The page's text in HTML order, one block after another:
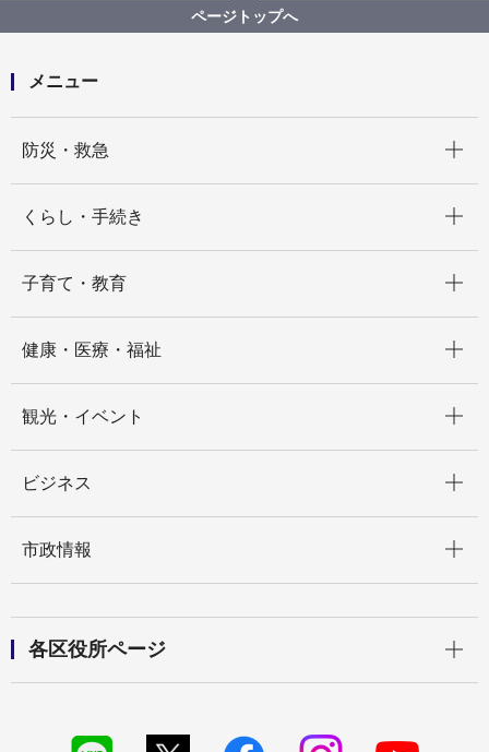
デジタルヘルスケア製品開発支援の専門家コミッティ
始動～様々な業種の専門家集団が多角的にアドバイス
ページトップへ
メニュー
防災・救急
くらし・手続き
子育て・教育
健康・医療・福祉
観光・イベント
ビジネス
市政情報
各区役所ページ